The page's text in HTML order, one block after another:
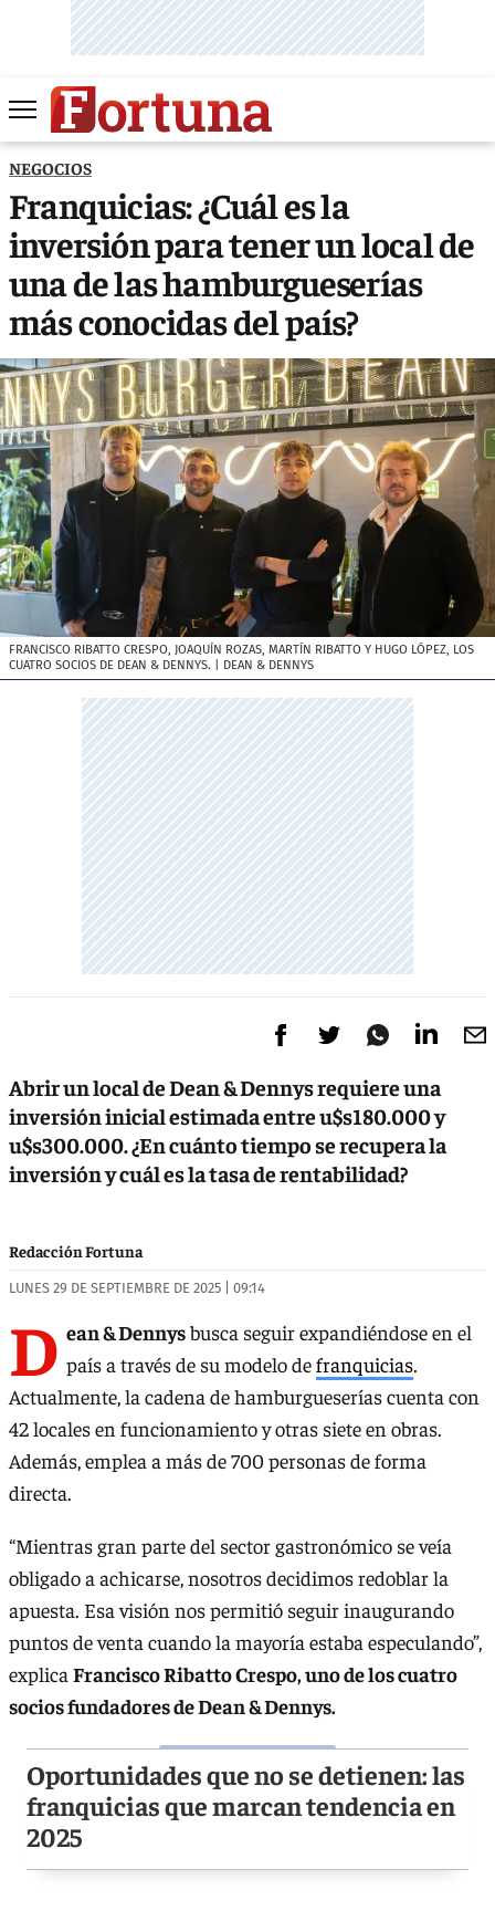
NEGOCIOS
Franquicias: ¿Cuál es la
inversión para tener un local de
una de las hamburgueserías
más conocidas del país?
FRANCISCO RIBATTO CRESPO, JOAQUÍN ROZAS, MARTÍN RIBATTO Y HUGO LÓPEZ, LOS
CUATRO SOCIOS DE DEAN & DENNYS. | DEAN & DENNYS
Abrir un local de Dean & Dennys requiere una
inversión inicial estimada entre u$s180.000 y
u$s300.000. ¿En cuánto tiempo se recupera la
inversión y cuál es la tasa de rentabilidad?
Redacción Fortuna
LUNES 29 DE SEPTIEMBRE DE 2025 | 09:14
D ean & Dennysbusca seguir expandiéndose en el
país a través de su modelo defranquicias.
Actualmente, la cadena de hamburgueserías cuenta con
42 locales en funcionamiento y otras siete en obras.
Además, emplea a más de 700 personas de forma
directa.
“Mientras gran parte del sector gastronómico se veía
obligado a achicarse, nosotros decidimos redoblar la
apuesta. Esa visión nos permitió seguir inaugurando
puntos de venta cuando la mayoría estaba especulando”,
explica Francisco Ribatto Crespo, uno de los cuatro
socios fundadores de Dean & Dennys.
Oportunidades que no se detienen: las
franquicias que marcan tendencia en
2025